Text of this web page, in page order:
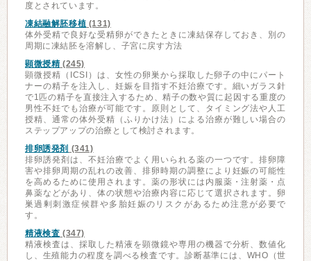
度とされています。
凍結融解胚移植 (131)
体外受精で良好な受精卵ができたときに凍結保存しておき、別の
周期に凍結胚を溶解し、子宮に戻す方法
顕微授精(245)
顕微授精（ICSI）は、女性の卵巣から採取した卵子の中にパート
ナーの精子を注入し、妊娠を目指す不妊治療です。細いガラス針
で1匹の精子を直接注入するため、精子の数や質に起因する重度の
男性不妊でも治療が可能です。原則として、タイミング法や人工
授精、通常の体外受精（ふりかけ法）による治療が難しい場合の
ステップアップの治療として検討されます。
排卵誘発剤 (341)
排卵誘発剤は、不妊治療でよく用いられる薬の一つです。排卵障
害や排卵周期の乱れの改善、排卵時期の調整により妊娠の可能性
を高めるために使用されます。薬の形状には内服薬・注射薬・点
鼻薬などがあり、体の状態や治療内容に応じて選択されます。卵
巣過剰刺激症候群や多胎妊娠のリスクがあるため注意が必要で
す。
精液検査 (347)
精液検査は、採取した精液を顕微鏡や専用の機器で分析、数値化
し、生殖能力の程度を調べる検査です。診断基準には、WHO（世